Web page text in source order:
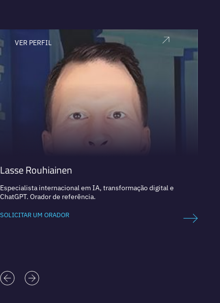
VER PERFIL
Lasse Rouhiainen
Especialista internacional em IA, transformação digital e
ChatGPT. Orador de referência.
SOLICITAR UM ORADOR